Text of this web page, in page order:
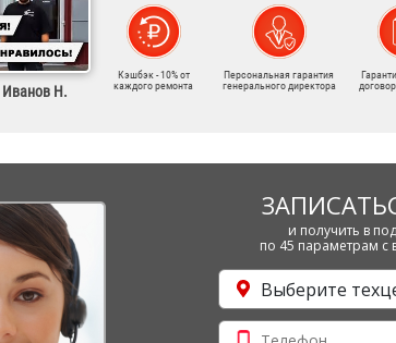
Иванов Н.
Кэшбэк - 10% от
каждого ремонта
Персональная гарантия
генерального директора
и получить в
по 45 параметрам с
Выберите